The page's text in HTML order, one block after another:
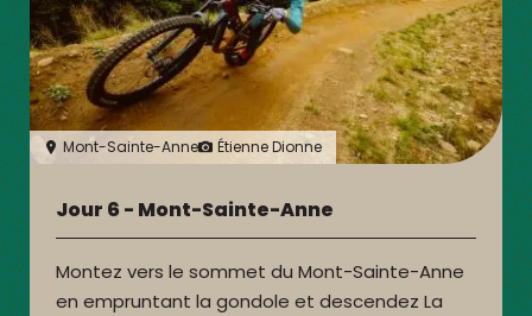
Mont-Sainte-Anne Étienne Dionne
Jour 6 - Mont-Sainte-Anne
Montez vers le sommet du Mont-Sainte-Anne
en empruntant la gondole et descendez La